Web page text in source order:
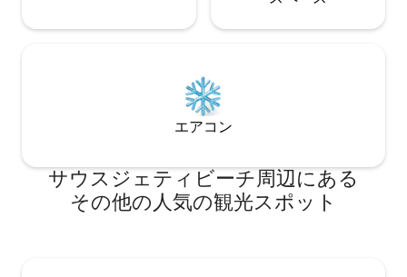
エアコン
サウスジェティビーチ⁠周⁠辺⁠に⁠あ⁠る
そ⁠の⁠他⁠の人⁠気⁠の観⁠光⁠ス⁠ポ⁠ッ⁠ト